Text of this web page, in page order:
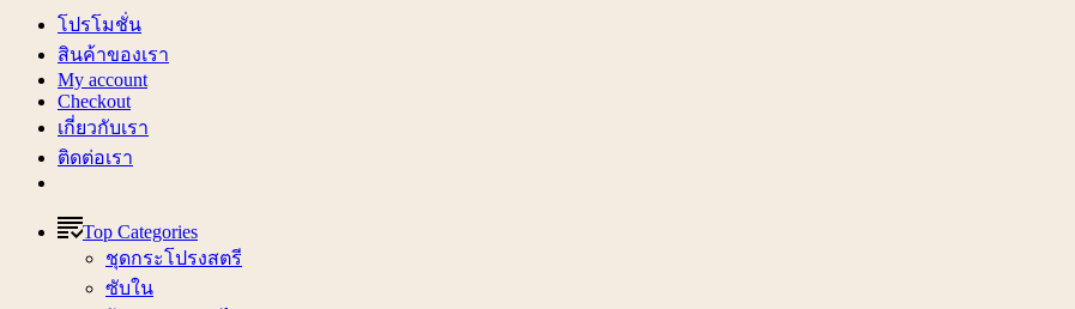
โปรโมชั่น
สินค้าของเรา
My account
Checkout
เกี่ยวกับเรา
ติดต่อเรา
Top Categories
ชุดกระโปรงสตรี
ซับใน